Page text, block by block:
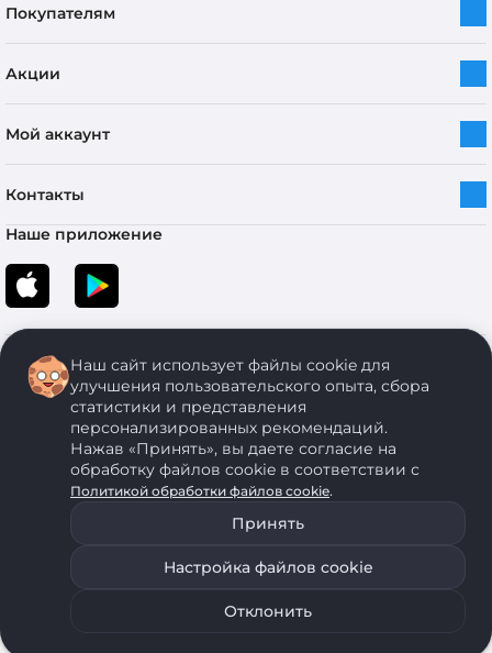
Подобрать аналог Уведомить о наличии
Покупателям
Акции
Мой аккаунт
Контакты
Наше приложение
Copyright © 2005-2026 ОДО “ЭКОНОМСТРОЙ”. Все права защищены.
ОДО "ЭКОНОМСТРОЙ" Юр.адрес: 224011, г. Брест, ул. Чичерина, д. 26 УНП: 290429086, регистрация:№
05554, выдано 06 сентября 2005 г. Зарегистрировал Брестский областной исполнительный комитет 31
августа 2005 г. Регистрация интернет-магазина: в Торговом реестре Республики Беларусь № 525626
ОДО "ЭКОНОМСТРОЙ" использует на своем сайте анонимные данные, передаваемые с помощью
файлов cookie. Для запрета использования файлов cookie воспользуйтесь соответствующими
настройками своего браузера. Политика обработки персональных данных
Наш сайт использует файлы cookie для
улучшения пользовательского опыта, сбора
статистики и представления
персонализированных рекомендаций.
Нажав «Принять», вы даете согласие на
обработку файлов cookie в соответствии с
Политикой обработки файлов cookie.
Принять
Настройка файлов cookie
Отклонить